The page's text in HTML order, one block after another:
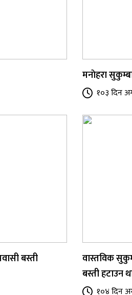
मनाेहरा
१०३ दिन
बस्ती
वास्तविक
बस्ती हटाउन
१०४ दिन